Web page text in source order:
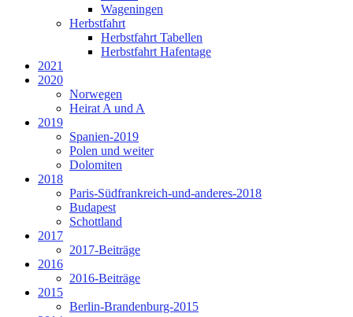
Wageningen
Herbstfahrt
Herbstfahrt Tabellen
Herbstfahrt Hafentage
2021
2020
Norwegen
Heirat A und A
2019
Spanien-2019
Polen und weiter
Dolomiten
2018
Paris-Südfrankreich-und-anderes-2018
Budapest
Schottland
2017
2017-Beiträge
2016
2016-Beiträge
2015
Berlin-Brandenburg-2015